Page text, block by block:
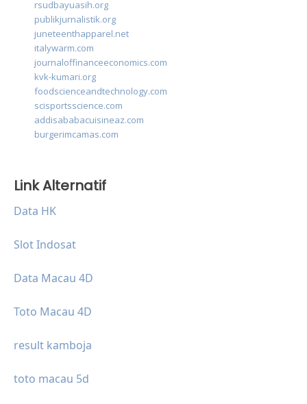
rsudbayuasih.org
publikjurnalistik.org
juneteenthapparel.net
italywarm.com
journaloffinanceeconomics.com
kvk-kumari.org
foodscienceandtechnology.com
scisportsscience.com
addisababacuisineaz.com
burgerimcamas.com
Link Alternatif
Data HK
Slot Indosat
Data Macau 4D
Toto Macau 4D
result kamboja
toto macau 5d